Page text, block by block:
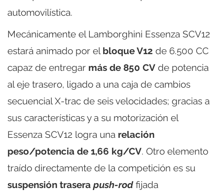
automovilística.
Mecánicamente el Lamborghini Essenza SCV12
estará animado por el bloque V12 de 6.500 CC
capaz de entregar más de 850 CV de potencia
al eje trasero, ligado a una caja de cambios
secuencial X-trac de seis velocidades; gracias a
sus características y a su motorización el
Essenza SCV12 logra una relación
peso/potencia de 1,66 kg/CV. Otro elemento
traído directamente de la competición es su
suspensión trasera push-rodfijada